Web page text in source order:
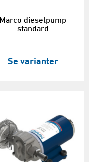
Marco dieselpump
standard
Se varianter